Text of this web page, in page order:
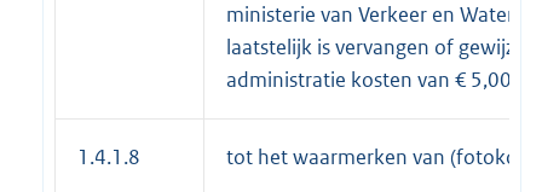
ministerie van Verkeer en
laatstelijk is vervangen of
administratie kosten van € 5,00
1.4.1.8 tot het waarmerken van